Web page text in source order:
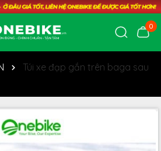
0
Túi xe đạp gắn trên baga sau